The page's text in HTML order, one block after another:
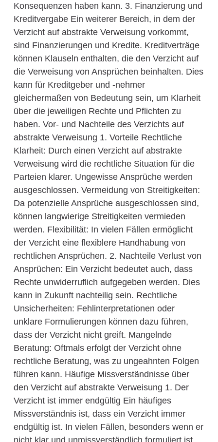
Konsequenzen haben kann. 3. Finanzierung und
Kreditvergabe Ein weiterer Bereich, in dem der
Verzicht auf abstrakte Verweisung vorkommt,
sind Finanzierungen und Kredite. Kreditverträge
können Klauseln enthalten, die den Verzicht auf
die Verweisung von Ansprüchen beinhalten. Dies
kann für Kreditgeber und -nehmer
gleichermaßen von Bedeutung sein, um Klarheit
über die jeweiligen Rechte und Pflichten zu
haben. Vor- und Nachteile des Verzichts auf
abstrakte Verweisung 1. Vorteile Rechtliche
Klarheit: Durch einen Verzicht auf abstrakte
Verweisung wird die rechtliche Situation für die
Parteien klarer. Ungewisse Ansprüche werden
ausgeschlossen. Vermeidung von Streitigkeiten:
Da potenzielle Ansprüche ausgeschlossen sind,
können langwierige Streitigkeiten vermieden
werden. Flexibilität: In vielen Fällen ermöglicht
der Verzicht eine flexiblere Handhabung von
rechtlichen Ansprüchen. 2. Nachteile Verlust von
Ansprüchen: Ein Verzicht bedeutet auch, dass
Rechte unwiderruflich aufgegeben werden. Dies
kann in Zukunft nachteilig sein. Rechtliche
Unsicherheiten: Fehlinterpretationen oder
unklare Formulierungen können dazu führen,
dass der Verzicht nicht greift. Mangelnde
Beratung: Oftmals erfolgt der Verzicht ohne
rechtliche Beratung, was zu ungeahnten Folgen
führen kann. Häufige Missverständnisse über
den Verzicht auf abstrakte Verweisung 1. Der
Verzicht ist immer endgültig Ein häufiges
Missverständnis ist, dass ein Verzicht immer
endgültig ist. In vielen Fällen, besonders wenn er